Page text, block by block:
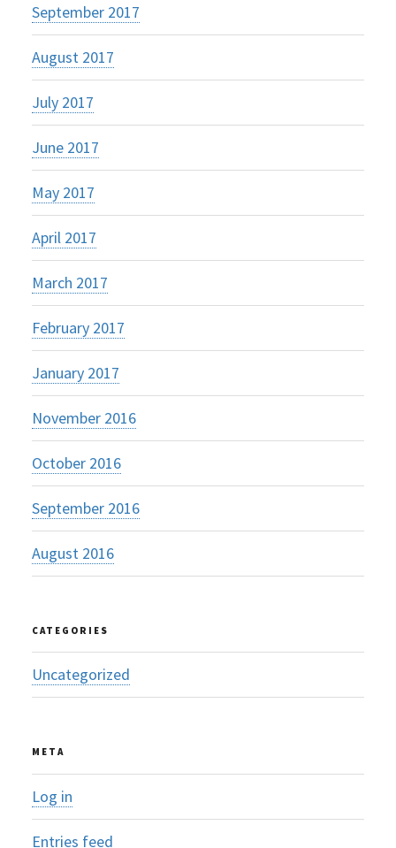
September 2017
August 2017
July 2017
June 2017
May 2017
April 2017
March 2017
February 2017
January 2017
November 2016
October 2016
September 2016
August 2016
CATEGORIES
Uncategorized
META
Log in
Entries feed